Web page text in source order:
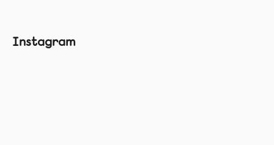
Instagram